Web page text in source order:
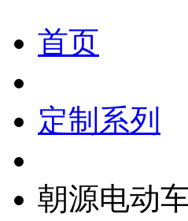
首页
定制系列
朝源电动